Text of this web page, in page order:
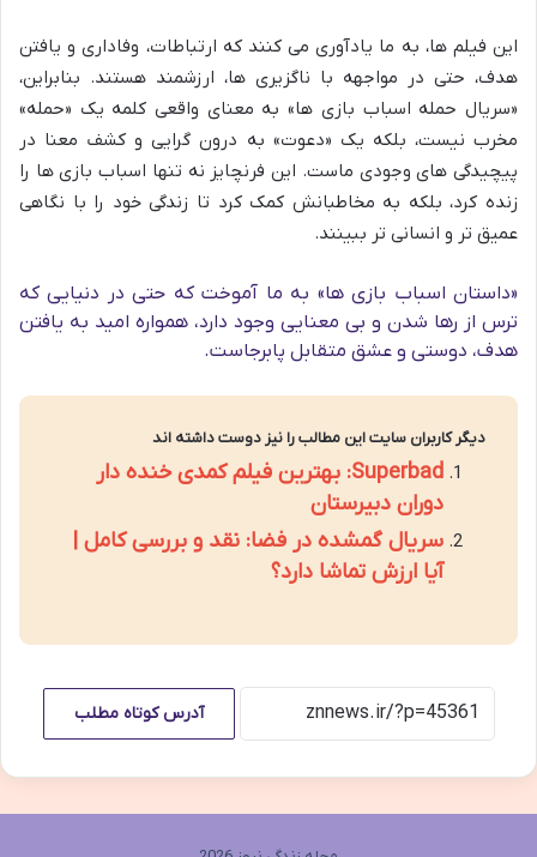
این فیلم ها، به ما یادآوری می کنند که ارتباطات، وفاداری و یافتن
هدف، حتی در مواجهه با ناگزیری ها، ارزشمند هستند. بنابراین،
«سریال حمله اسباب بازی ها» به معنای واقعی کلمه یک «حمله»
مخرب نیست، بلکه یک «دعوت» به درون گرایی و کشف معنا در
پیچیدگی های وجودی ماست. این فرنچایز نه تنها اسباب بازی ها را
زنده کرد، بلکه به مخاطبانش کمک کرد تا زندگی خود را با نگاهی
عمیق تر و انسانی تر ببینند.
«داستان اسباب بازی ها» به ما آموخت که حتی در دنیایی که
ترس از رها شدن و بی معنایی وجود دارد، همواره امید به یافتن
هدف، دوستی و عشق متقابل پابرجاست.
دیگر کاربران سایت این مطالب را نیز دوست داشته اند
Superbad: بهترین فیلم کمدی خنده دار
دوران دبیرستان
سریال گمشده در فضا: نقد و بررسی کامل |
آیا ارزش تماشا دارد؟
آدرس کوتاه مطلب